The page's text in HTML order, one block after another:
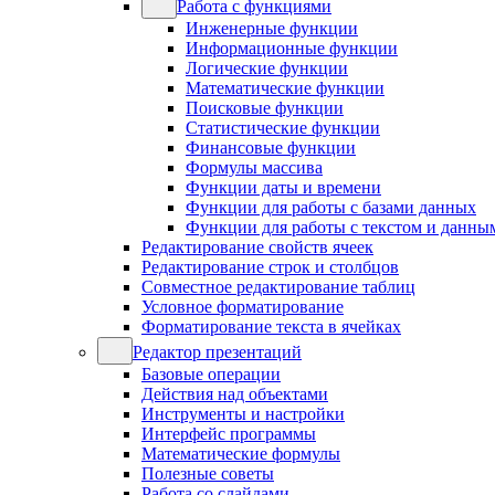
Работа с функциями
Инженерные функции
Информационные функции
Логические функции
Математические функции
Поисковые функции
Статистические функции
Финансовые функции
Формулы массива
Функции даты и времени
Функции для работы с базами данных
Функции для работы с текстом и
Редактирование свойств ячеек
Редактирование строк и столбцов
Совместное редактирование таблиц
Условное форматирование
Форматирование текста в ячейках
Редактор презентаций
Базовые операции
Действия над объектами
Инструменты и настройки
Интерфейс программы
Математические формулы
Полезные советы